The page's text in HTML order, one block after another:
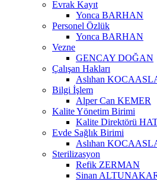
Evrak Kayıt
Yonca BARHAN
Personel Özlük
Yonca BARHAN
Vezne
GENCAY DOĞAN
Çalışan Hakları
Aslıhan
Bilgi İşlem
Alper Can KEMER
Kalite Yönetim Birimi
Kalite Direktörü
Evde Sağlık Birimi
Aslıhan
Sterilizasyon
Refik ZERMAN
Sinan